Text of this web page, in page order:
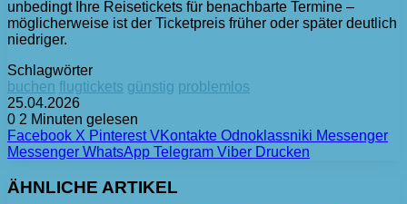
unbedingt Ihre Reisetickets für benachbarte Termine –
möglicherweise ist der Ticketpreis früher oder später deutlich
niedriger.
Schlagwörter
buchen flugtickets günstig problemlos
25.04.2026
0 2 Minuten gelesen
Facebook X Pinterest VKontakte Odnoklassniki Messenger
Messenger WhatsApp Telegram Viber Drucken
ÄHNLICHE ARTIKEL